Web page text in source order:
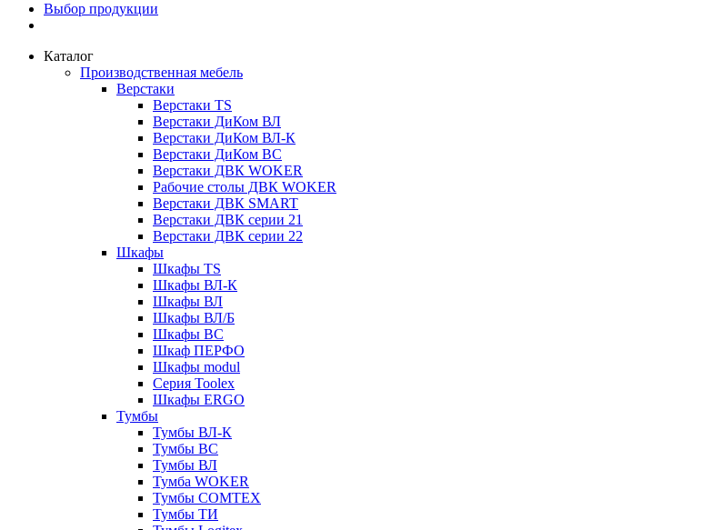
Выбор продукции
Каталог
Производственная мебель
Верстаки
Верстаки TS
Верстаки ДиКом ВЛ
Верстаки ДиКом ВЛ-К
Верстаки ДиКом ВС
Верстаки ДВК WOKER
Рабочие столы ДВК WOKER
Верстаки ДВК SMART
Верстаки ДВК серии 21
Верстаки ДВК серии 22
Шкафы
Шкафы TS
Шкафы ВЛ-К
Шкафы ВЛ
Шкафы ВЛ/Б
Шкафы ВС
Шкаф ПЕРФО
Шкафы modul
Серия Toolex
Шкафы ERGO
Тумбы
Тумбы ВЛ-К
Тумбы ВС
Тумбы ВЛ
Тумба WOKER
Тумбы COMTEX
Тумбы ТИ